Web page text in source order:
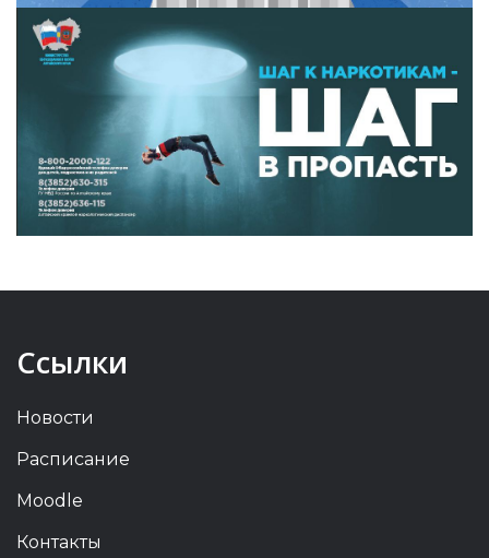
Ссылки
Новости
Расписание
Moodle
Контакты